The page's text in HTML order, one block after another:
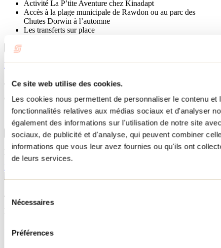
Ce site web utilise des cookies.
Les cookies nous permettent de personnaliser le contenu
fonctionnalités relatives aux médias sociaux et d'analyser
également des informations sur l'utilisation de notre site
sociaux, de publicité et d'analyse, qui peuvent combiner
informations que vous leur avez fournies ou qu'ils ont
de leurs services.
consentement
Nécessaires
Préférences
Activité La P’tite Aventure chez Kinadapt
Accès à la plage municipale de Rawdon ou au parc des
Chutes Dorwin à l’automne
Les transferts sur place
Fermer les détails
Bonjour Nature
Jusqu'à 25% de rabais - Journée de pêche et grand air
Offres à partir de
181 $
Détails de l'offre
par personne, plus taxes
Profitez de l'offre
Jusqu'à 25% de rabais - Journée de pêche et grand air
Bonjour Nature
Le forfait comprend: